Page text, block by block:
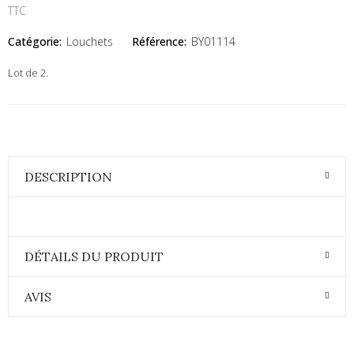
TTC
Catégorie: Louchets Référence: BY01114
Lot de 2.
DESCRIPTION
DÉTAILS DU PRODUIT
AVIS